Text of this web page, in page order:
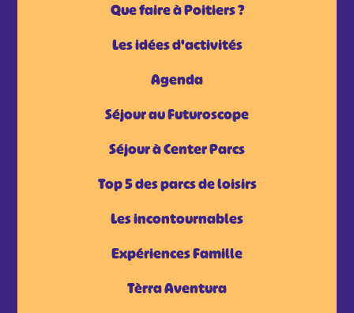
Que faire à Poitiers ?
Les idées d'activités
Agenda
Séjour au Futuroscope
Séjour à Center Parcs
Top 5 des parcs de loisirs
Les incontournables
Expériences Famille
Tèrra Aventura